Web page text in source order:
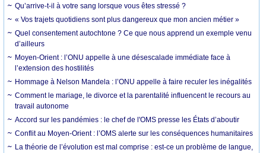
Qu’arrive-t-il à votre sang lorsque vous êtes stressé ?
« Vos trajets quotidiens sont plus dangereux que mon ancien métier »
Quel consentement autochtone ? Ce que nous apprend un exemple venu
d’ailleurs
Moyen-Orient : l’ONU appelle à une désescalade immédiate face à
l’extension des hostilités
Hommage à Nelson Mandela : l’ONU appelle à faire reculer les inégalités
Comment le mariage, le divorce et la parentalité influencent le recours au
travail autonome
Accord sur les pandémies : le chef de l'OMS presse les États d’aboutir
Conflit au Moyen-Orient : l’OMS alerte sur les conséquences humanitaires
La théorie de l’évolution est mal comprise : est-ce un problème de langue,